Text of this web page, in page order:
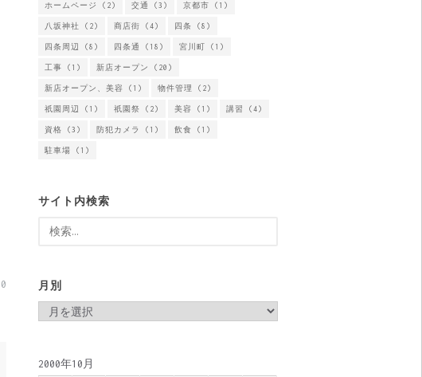
0
ホームページ (2) 交通 (3) 京都市 (1)
八坂神社 (2) 商店街 (4) 四条 (8)
四条周辺 (8) 四条通 (18) 宮川町 (1)
工事 (1) 新店オープン (20)
新店オープン、美容 (1) 物件管理 (2)
祇園周辺 (1) 祇園祭 (2) 美容 (1) 講習 (4)
資格 (3) 防犯カメラ (1) 飲食 (1)
駐車場 (1)
サイト内検索
月別
2000年10月